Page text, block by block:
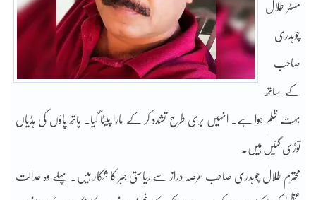
مسٹر طلال
چوہدری
صاحب
کے ساتھ
بہت ظلم ہوا ہے۔ انہیں بری طرح تشدد کر کے مارا پیٹا گیا۔ ہاتھ پاؤں کی ہڈیاں
توڑی گئیں ہیں۔
محترم طلال چوہدری صاحب عرصہ دراز سے ریاستی جبر کا شکار ہیں۔ پہلے وہ عدالت